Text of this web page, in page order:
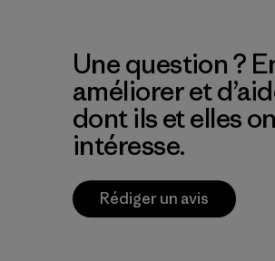
Une question ?
améliorer et
dont ils et elles
intéresse.
Rédiger un avis